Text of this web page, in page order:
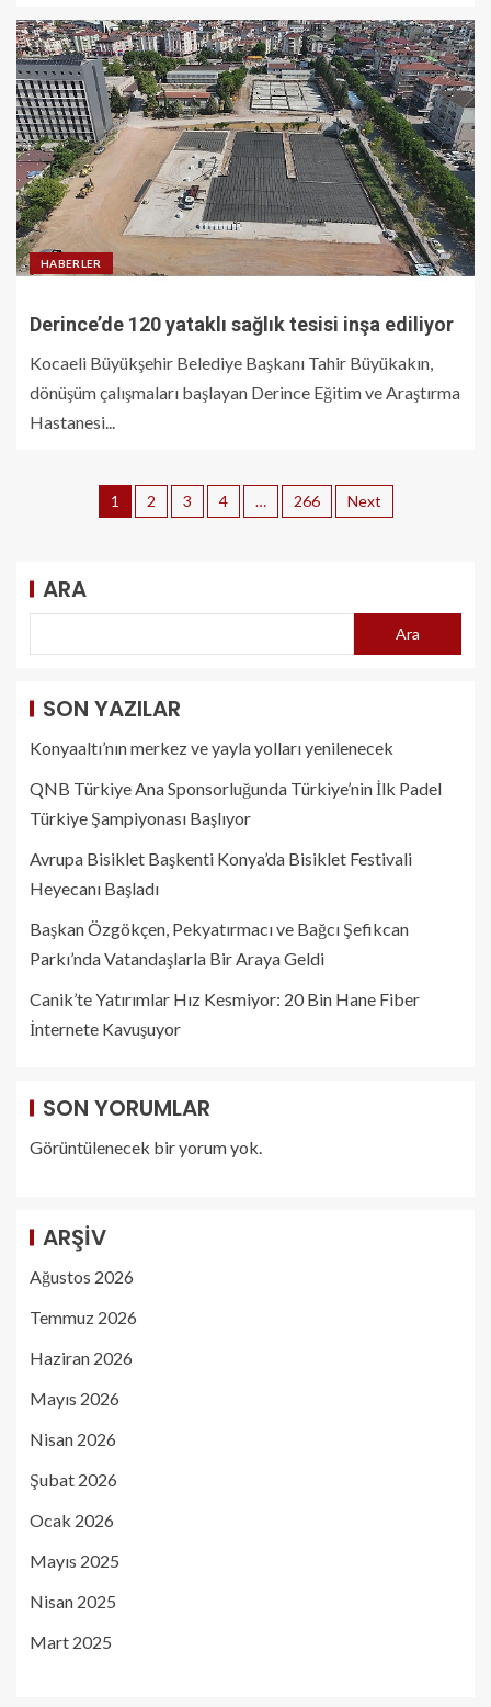
HABERLER
Derince’de 120 yataklı sağlık tesisi inşa ediliyor
Kocaeli Büyükşehir Belediye Başkanı Tahir Büyükakın,
dönüşüm çalışmaları başlayan Derince Eğitim ve Araştırma
Hastanesi...
1 2 3 4 … 266 Next
ARA
Ara
SON YAZILAR
Konyaaltı’nın merkez ve yayla yolları yenilenecek
QNB Türkiye Ana Sponsorluğunda Türkiye’nin İlk Padel
Türkiye Şampiyonası Başlıyor
Avrupa Bisiklet Başkenti Konya’da Bisiklet Festivali
Heyecanı Başladı
Başkan Özgökçen, Pekyatırmacı ve Bağcı Şefikcan
Parkı’nda Vatandaşlarla Bir Araya Geldi
Canik’te Yatırımlar Hız Kesmiyor: 20 Bin Hane Fiber
İnternete Kavuşuyor
SON YORUMLAR
Görüntülenecek bir yorum yok.
ARŞIV
Ağustos 2026
Temmuz 2026
Haziran 2026
Mayıs 2026
Nisan 2026
Şubat 2026
Ocak 2026
Mayıs 2025
Nisan 2025
Mart 2025